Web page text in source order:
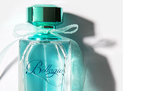
prodotto